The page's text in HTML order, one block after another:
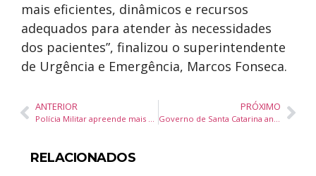
mais eficientes, dinâmicos e recursos
adequados para atender às necessidades
dos pacientes”, finalizou o superintendente
de Urgência e Emergência, Marcos Fonseca.
ANTERIOR
Polícia Militar apreende mais de 15 kg de crack e prende homem por tráfico
PRÓXIMO
Governo de Santa Catarina anuncia R$ 4,4 bilhões em incentivos para 50 projetos e quase 19 mil novos empregos
RELACIONADOS